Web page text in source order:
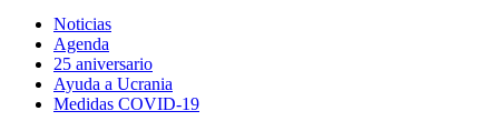
Noticias
Agenda
25 aniversario
Ayuda a Ucrania
Medidas COVID-19